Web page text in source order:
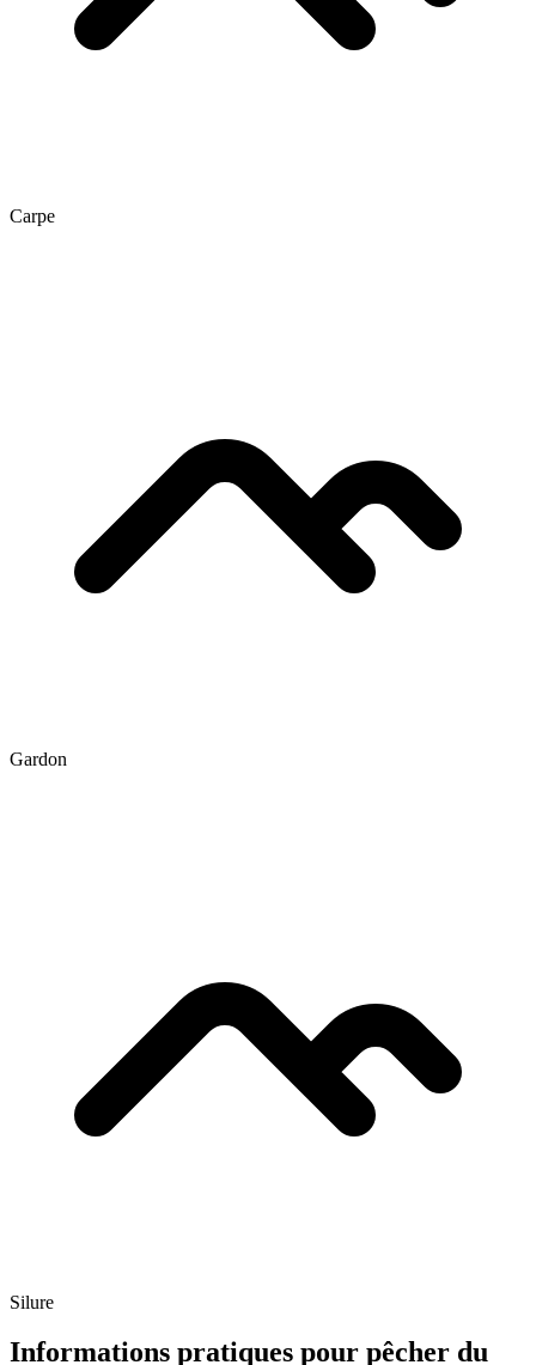
Carpe
Gardon
Silure
Informations pratiques pour pêcher du